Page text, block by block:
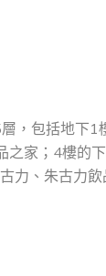
，包括地下1
之家；4樓的
力、朱古力飲